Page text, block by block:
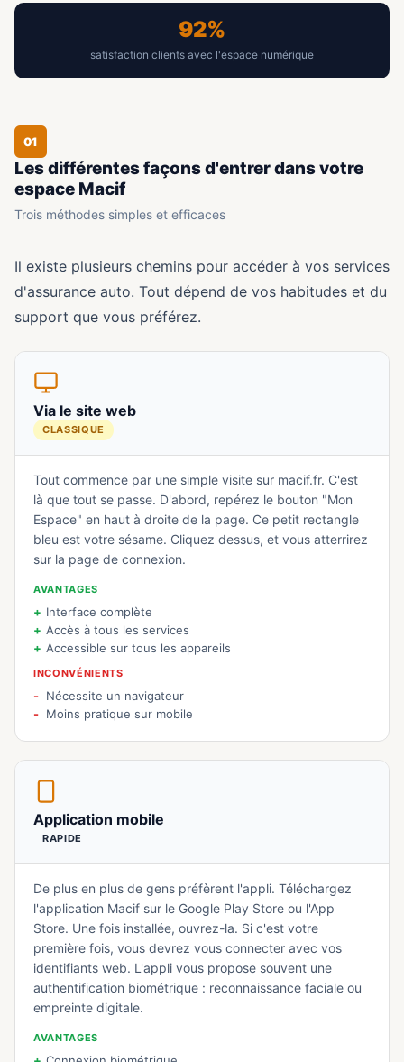
92%
satisfaction clients avec l'espace numérique
01
Les différentes façons d'entrer dans votre
espace Macif
Trois méthodes simples et efficaces
Il existe plusieurs chemins pour accéder à vos services
d'assurance auto. Tout dépend de vos habitudes et du
support que vous préférez.
Via le site web
CLASSIQUE
Tout commence par une simple visite sur macif.fr. C'est
là que tout se passe. D'abord, repérez le bouton "Mon
Espace" en haut à droite de la page. Ce petit rectangle
bleu est votre sésame. Cliquez dessus, et vous atterrirez
sur la page de connexion.
AVANTAGES
Interface complète
Accès à tous les services
Accessible sur tous les appareils
INCONVÉNIENTS
Nécessite un navigateur
Moins pratique sur mobile
Application mobile
RAPIDE
De plus en plus de gens préfèrent l'appli. Téléchargez
l'application Macif sur le Google Play Store ou l'App
Store. Une fois installée, ouvrez-la. Si c'est votre
première fois, vous devrez vous connecter avec vos
identifiants web. L'appli vous propose souvent une
authentification biométrique : reconnaissance faciale ou
empreinte digitale.
AVANTAGES